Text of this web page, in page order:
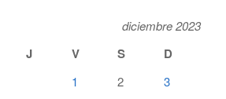
diciembre 2023
J V S D
1 2
3